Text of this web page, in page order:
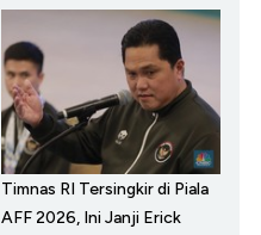
Timnas RI Tersingkir di Piala
AFF 2026, Ini Janji Erick